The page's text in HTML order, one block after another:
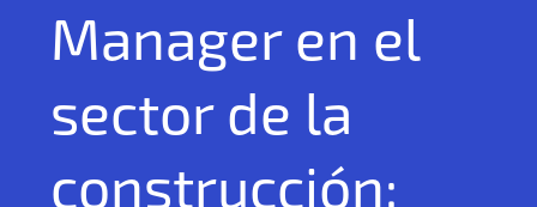
Manager en el
sector de la
construcción: